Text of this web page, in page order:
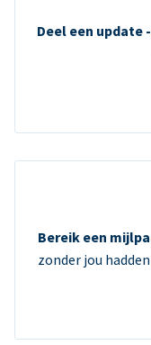
Deel een update -
Bereik een
zonder jou